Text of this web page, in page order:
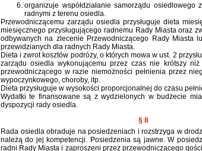
organizuje współdziałanie samorządu
radnymi z terenu osiedla.
Przewodniczącemu zarządu osiedla przysługuje dieta
miesięcznego przysługującego radnemu Rady Miasta oraz
odbywanych na zlecenie Przewodniczącego Rady Miasta
przewidzianych dla radnych Rady Miasta.
Dieta i zwrot kosztów podróży, o których mowa w ust. 2
zarządu osiedla wykonującemu przez czas nie krótszy
przewodniczącego w razie niemożności pełnienia przez
wypoczynkowego, choroby, itp.
Dieta przysługuje w wysokości proporcjonalnej do czasu
Wydatki te finansowane są z wydzielonych w budżecie
dyspozycji rady osiedla.
§ 8
Rada osiedla obraduje na posiedzeniach i rozstrzyga w
należą do jej kompetencji. Posiedzenia są jawne. W
radni Rady Miasta i zaproszeni przez przewodniczącego